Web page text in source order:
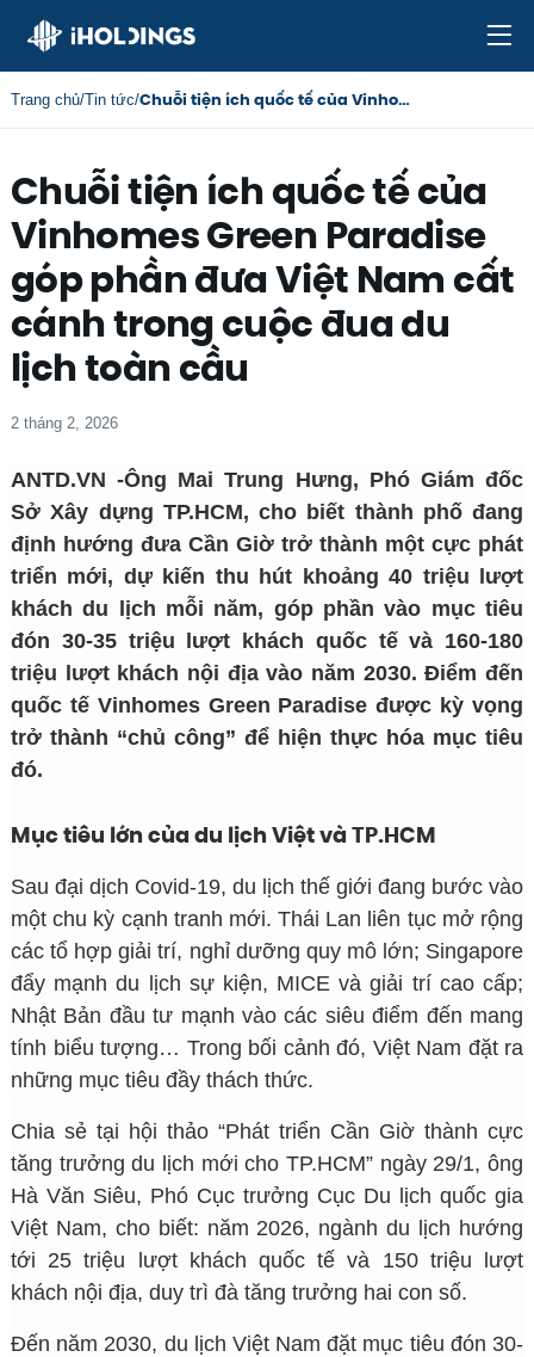
Trang chủ/Tin tức/ Chuỗi tiện ích quốc tế của Vinhomes Green Paradise góp phần đưa Việt Nam cất cánh trong cuộc đua du lịch toàn cầu
Chuỗi tiện ích quốc tế của
Vinhomes Green Paradise
góp phần đưa Việt Nam cất
cánh trong cuộc đua du
lịch toàn cầu
2 tháng 2, 2026
ANTD.VN -Ông Mai Trung Hưng, Phó Giám đốc
Sở Xây dựng TP.HCM, cho biết thành phố đang
định hướng đưa Cần Giờ trở thành một cực phát
triển mới, dự kiến thu hút khoảng 40 triệu lượt
khách du lịch mỗi năm, góp phần vào mục tiêu
đón 30-35 triệu lượt khách quốc tế và 160-180
triệu lượt khách nội địa vào năm 2030. Điểm đến
quốc tế Vinhomes Green Paradise được kỳ vọng
trở thành “chủ công” để hiện thực hóa mục tiêu
đó.
Mục tiêu lớn của du lịch Việt và TP.HCM
Sau đại dịch Covid-19, du lịch thế giới đang bước vào
một chu kỳ cạnh tranh mới. Thái Lan liên tục mở rộng
các tổ hợp giải trí, nghỉ dưỡng quy mô lớn; Singapore
đẩy mạnh du lịch sự kiện, MICE và giải trí cao cấp;
Nhật Bản đầu tư mạnh vào các siêu điểm đến mang
tính biểu tượng… Trong bối cảnh đó, Việt Nam đặt ra
những mục tiêu đầy thách thức.
Chia sẻ tại hội thảo “Phát triển Cần Giờ thành cực
tăng trưởng du lịch mới cho TP.HCM” ngày 29/1, ông
Hà Văn Siêu, Phó Cục trưởng Cục Du lịch quốc gia
Việt Nam, cho biết: năm 2026, ngành du lịch hướng
tới 25 triệu lượt khách quốc tế và 150 triệu lượt
khách nội địa, duy trì đà tăng trưởng hai con số.
Đến năm 2030, du lịch Việt Nam đặt mục tiêu đón 30-